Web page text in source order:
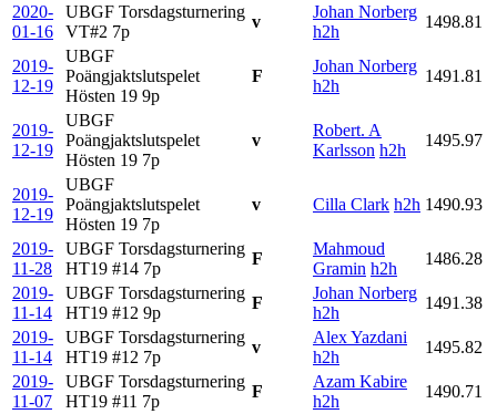
2020-
01-16
UBGF Torsdagsturnering
VT#2 7p
v
Johan Norberg
h2h
1498.81
2019-
12-19
UBGF
Poängjaktslutspelet
Hösten 19 9p
F
Johan Norberg
h2h
1491.81
2019-
12-19
UBGF
Poängjaktslutspelet
Hösten 19 7p
v
Robert. A
Karlsson h2h
1495.97
2019-
12-19
UBGF
Poängjaktslutspelet
Hösten 19 7p
v Cilla Clark h2h 1490.93
2019-
11-28
UBGF Torsdagsturnering
HT19 #14 7p
F
Mahmoud
Gramin h2h
1486.28
2019-
11-14
UBGF Torsdagsturnering
HT19 #12 9p
F
Johan Norberg
h2h
1491.38
2019-
11-14
UBGF Torsdagsturnering
HT19 #12 7p
v
Alex Yazdani
h2h
1495.82
2019-
11-07
UBGF Torsdagsturnering
HT19 #11 7p
F
Azam Kabire
h2h
1490.71